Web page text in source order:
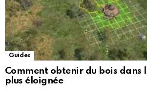
Guides
Comment obtenir du bois dans
plus éloignée